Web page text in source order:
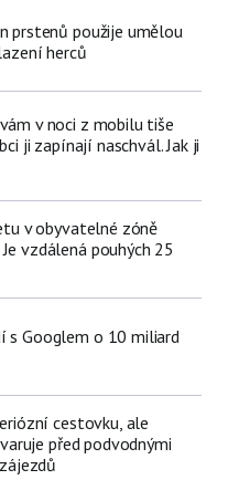
prstenů použije umělou
herců
v noci z mobilu tiše
ji zapínají naschvál. Jak ji
v obyvatelné zóně
vzdálená pouhých 25
s Googlem o 10 miliard
cestovku, ale
před podvodnými